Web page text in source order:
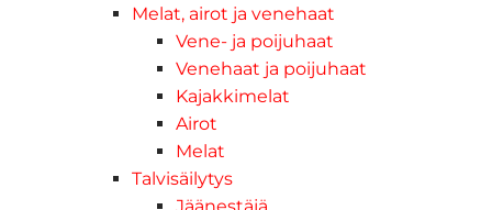
Melat, airot ja venehaat
Vene- ja poijuhaat
Venehaat ja poijuhaat
Kajakkimelat
Airot
Melat
Talvisäilytys